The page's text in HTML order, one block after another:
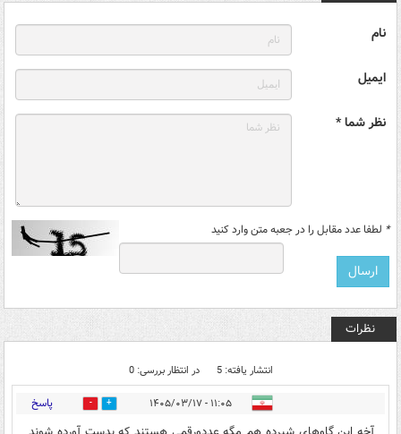
نام
ایمیل
نظر شما *
* لطفا عدد مقابل را در جعبه متن وارد کنید
نظرات
انتشار یافته: 5 در انتظار بررسی: 0
۱۱:۰۵ - ۱۴۰۵/۰۳/۱۷ 1 پاسخ